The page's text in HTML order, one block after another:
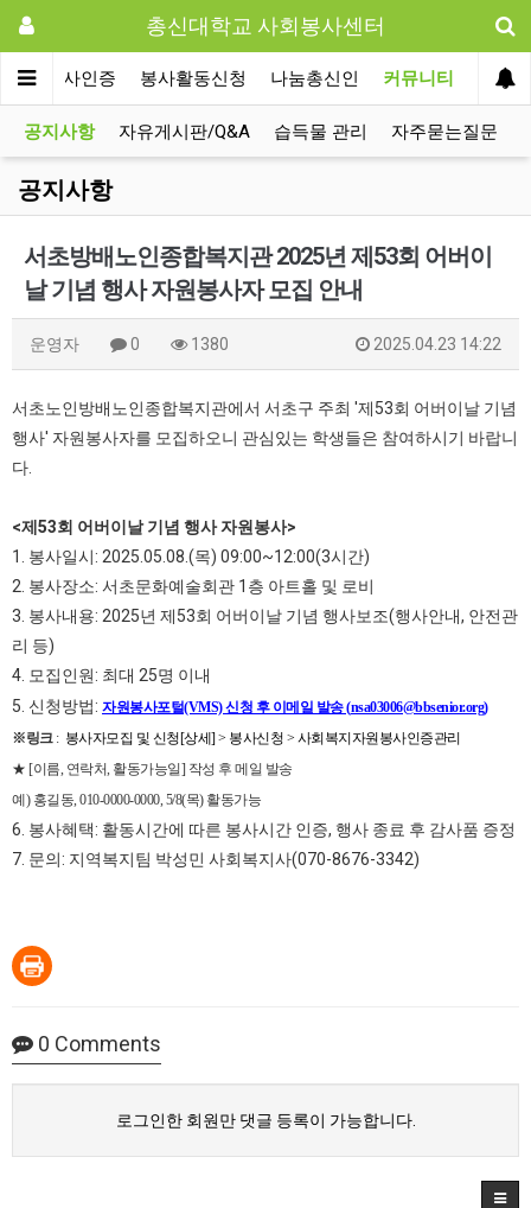
총신대학교 사회봉사센터
사회봉사인증 봉사활동신청 나눔총신인 커뮤니티
공지사항 자유게시판/Q&A 습득물 관리 자주묻는질문
공지사항
서초방배노인종합복지관 2025년 제53회 어버이
날 기념 행사 자원봉사자 모집 안내
운영자 0 1380 2025.04.23 14:22
서초노인방배노인종합복지관에서 서초구 주최 '제53회 어버이날 기념
행사' 자원봉사자를 모집하오니 관심있는 학생들은 참여하시기 바랍니
다.
<제53회 어버이날 기념 행사 자원봉사>
1. 봉사일시: 2025.05.08.(목) 09:00~12:00(3시간)
2. 봉사장소: 서초문화예술회관 1층 아트홀 및 로비
3. 봉사내용: 2025년 제53회 어버이날 기념 행사보조(행사안내, 안전관
리 등)
4. 모집인원: 최대 25명 이내
5. 신청방법: 자원봉사포털(VMS) 신청 후 이메일 발송 (nsa03006@bbsenior.org)
※링크 : 봉사자모집 및 신청[상세] > 봉사신청 > 사회복지자원봉사인증관리
★ [이름, 연락처, 활동가능일] 작성 후 메일 발송
예) 홍길동, 010-0000-0000, 5/8(목) 활동가능
6. 봉사혜택: 활동시간에 따른 봉사시간 인증, 행사 종료 후 감사품 증정
7. 문의: 지역복지팀 박성민 사회복지사(070-8676-3342)
0 Comments
로그인한 회원만 댓글 등록이 가능합니다.